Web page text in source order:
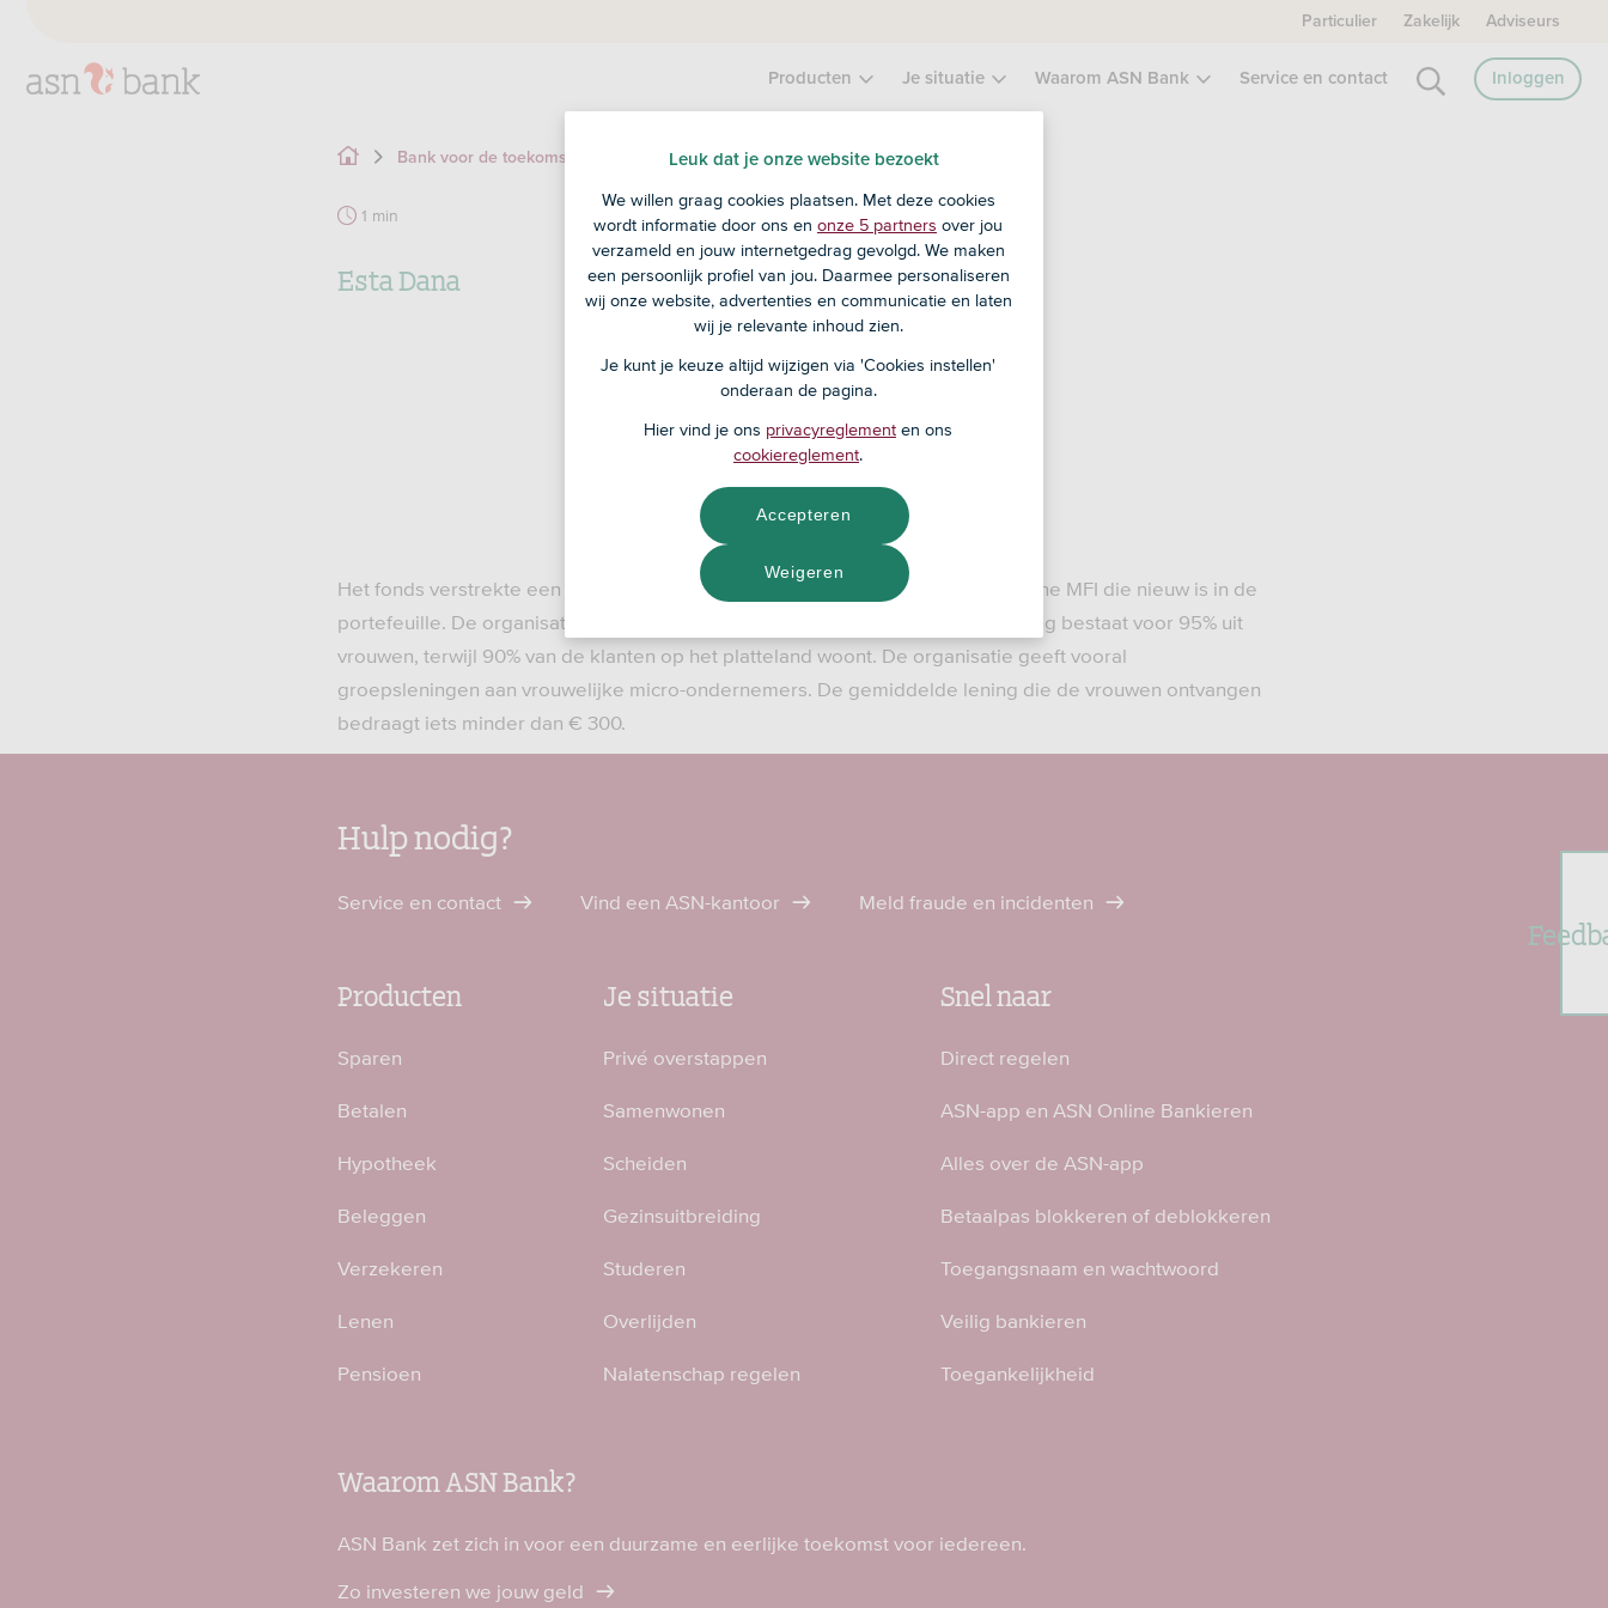
Particulier Zakelijk Adviseurs
Producten Je situatie Waarom ASN Bank Service en contact Inloggen
Bank voor de toekomst Esta Dana
1 min
Esta Dana
Het fonds verstrekte een lening van € 3 miljoen aan Esta Dana, een Indonesische MFI die nieuw is in de
portefeuille. De organisatie heeft een grote sociale impact, want de klantenkring bestaat voor 95% uit
vrouwen, terwijl 90% van de klanten op het platteland woont. De organisatie geeft vooral
groepsleningen aan vrouwelijke micro-ondernemers. De gemiddelde lening die de vrouwen ontvangen
bedraagt iets minder dan € 300.
Hulp nodig?
Service en contact Vind een ASN-kantoor Meld fraude en incidenten
Producten
Sparen
Betalen
Hypotheek
Beleggen
Verzekeren
Lenen
Pensioen
Je situatie
Privé overstappen
Samenwonen
Scheiden
Gezinsuitbreiding
Studeren
Overlijden
Nalatenschap regelen
Snel naar
Direct regelen
ASN-app en ASN Online Bankieren
Alles over de ASN-app
Betaalpas blokkeren of deblokkeren
Toegangsnaam en wachtwoord
Veilig bankieren
Toegankelijkheid
Waarom ASN Bank?
ASN Bank zet zich in voor een duurzame en eerlijke toekomst voor iedereen.
Zo investeren we jouw geld
Leuk dat je onze website bezoekt
We willen graag cookies plaatsen. Met deze cookies
wordt informatie door ons en onze 5 partners over jou
verzameld en jouw internetgedrag gevolgd. We maken
een persoonlijk profiel van jou. Daarmee personaliseren
wij onze website, advertenties en communicatie en laten
wij je relevante inhoud zien.
Je kunt je keuze altijd wijzigen via 'Cookies instellen'
onderaan de pagina.
Hier vind je ons privacyreglement en ons
cookiereglement.
Weigeren
Accepteren